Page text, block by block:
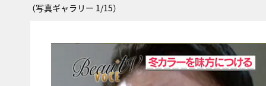
（写真ギャラリー 1/15）